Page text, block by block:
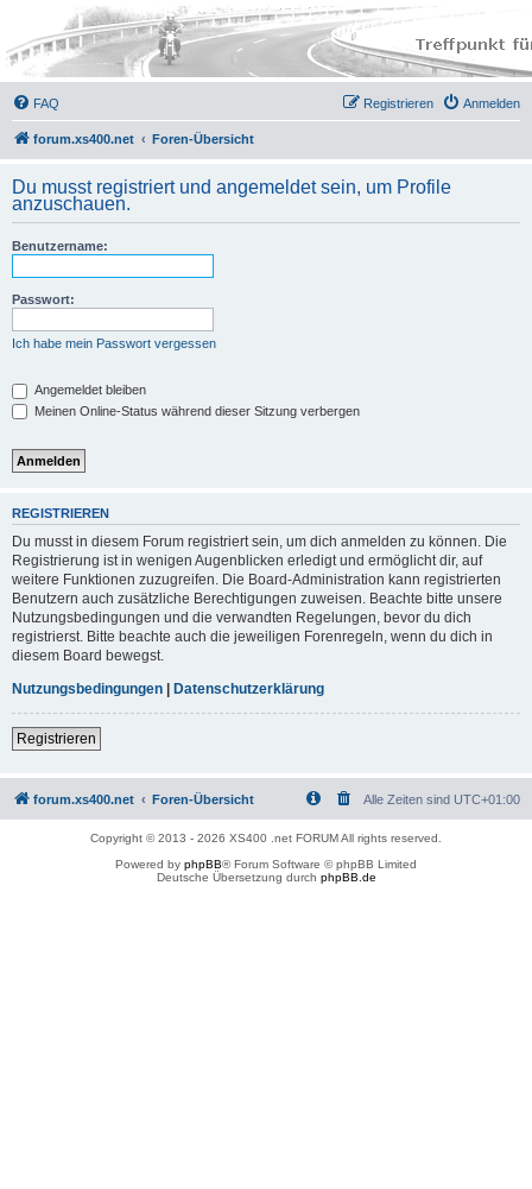
FAQ Anmelden
Registrieren
forum.xs400.net Foren-Übersicht
Du musst registriert und angemeldet sein, um Profile
anzuschauen.
Benutzername:
Passwort:
Ich habe mein Passwort vergessen
Angemeldet bleiben
Meinen Online-Status während dieser Sitzung verbergen
REGISTRIEREN
Du musst in diesem Forum registriert sein, um dich anmelden zu können. Die
Registrierung ist in wenigen Augenblicken erledigt und ermöglicht dir, auf
weitere Funktionen zuzugreifen. Die Board-Administration kann registrierten
Benutzern auch zusätzliche Berechtigungen zuweisen. Beachte bitte unsere
Nutzungsbedingungen und die verwandten Regelungen, bevor du dich
registrierst. Bitte beachte auch die jeweiligen Forenregeln, wenn du dich in
diesem Board bewegst.
Nutzungsbedingungen | Datenschutzerklärung
Registrieren
forum.xs400.net Foren-Übersicht Alle Zeiten sind UTC+01:00
Copyright © 2013 - 2026 XS400 .net FORUM All rights reserved.
Powered by phpBB® Forum Software © phpBB Limited
Deutsche Übersetzung durch phpBB.de